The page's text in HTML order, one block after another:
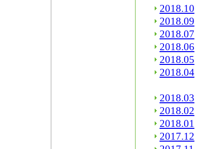
2018.10
2018.09
2018.07
2018.06
2018.05
2018.04
2018.03
2018.02
2018.01
2017.12